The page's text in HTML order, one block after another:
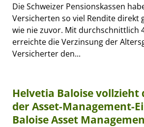
Die Schweizer Pensionskassen
Versicherten so viel Rendite direkt
wie nie zuvor. Mit durchschnittlich
erreichte die Verzinsung der
Versicherter den...
Helvetia Baloise vollzieht
der Asset-Management-
Baloise Asset